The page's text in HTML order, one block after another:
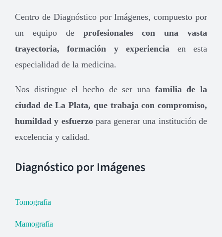
Centro de Diagnóstico por Imágenes, compuesto por
un equipo de profesionales con una vasta
trayectoria, formación y experiencia en esta
especialidad de la medicina.
Nos distingue el hecho de ser una familia de la
ciudad de La Plata, que trabaja con compromiso,
humildad y esfuerzopara generar una institución de
excelencia y calidad.
Diagnóstico por Imágenes
Tomografía
Mamografía